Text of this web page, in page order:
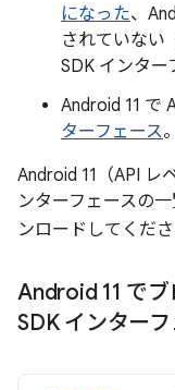
になった、
されていない
SDK インター
Android 11 で
ターフェース。
Android 11（API レ
ンターフェースの
ンロードしてくだ
Android 11 で
SDK インター